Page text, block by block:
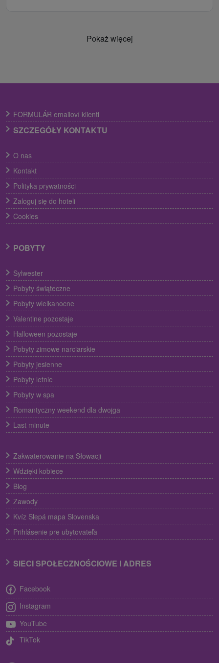
Pokaż więcej
FORMULÁR emailoví klienti
SZCZEGÓŁY KONTAKTU
O nas
Kontakt
Polityka prywatności
Zaloguj się do hoteli
Cookies
POBYTY
Sylwester
Pobyty świąteczne
Pobyty wielkanocne
Valentine pozostaje
Halloween pozostaje
Pobyty zimowe narciarskie
Pobyty jesienne
Pobyty letnie
Pobyty w spa
Romantyczny weekend dla dwojga
Last minute
Zakwaterowanie na Słowacji
Wdzięki kobiece
Blog
Zawody
Kvíz Slepá mapa Slovenska
Prihlásenie pre ubytovateľa
SIECI SPOŁECZNOŚCIOWE I ADRES
Facebook
Instagram
YouTube
TikTok